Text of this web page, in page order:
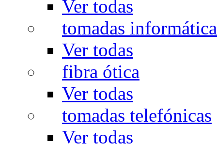
Ver todas
tomadas
Ver todas
fibra ótica
Ver todas
tomadas telefónicas
Ver todas